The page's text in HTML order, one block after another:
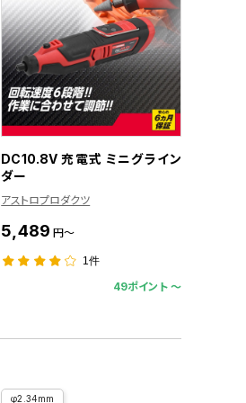
DC10.8V 充電式 ミニグライン
ダー
アストロプロダクツ
5,489 円～
1件
49ポイント 〜
φ2.34mm